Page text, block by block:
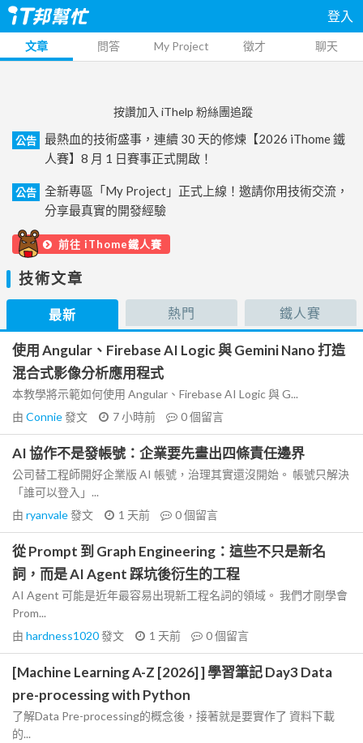
登入
文章 問答 My Project 徵才 聊天
按讚加入 iThelp 粉絲團追蹤
公告
最熱血的技術盛事，連續 30 天的修煉【2026 iThome 鐵
人賽】8 月 1 日賽事正式開啟！
公告
全新專區「My Project」正式上線！邀請你用技術交流，
分享最真實的開發經驗
前往 iThome鐵人賽
技術文章
最新 熱門 鐵人賽
使用 Angular、Firebase AI Logic 與 Gemini Nano 打造
混合式影像分析應用程式
本教學將示範如何使用 Angular、Firebase AI Logic 與 G...
由 Connie發文 7 小時前 0個留言
AI 協作不是發帳號：企業要先畫出四條責任邊界
公司替工程師開好企業版 AI 帳號，治理其實還沒開始。 帳號只解決
「誰可以登入」...
由 ryanvale發文 1 天前 0個留言
從 Prompt 到 Graph Engineering：這些不只是新名
詞，而是 AI Agent 踩坑後衍生的工程
AI Agent 可能是近年最容易出現新工程名詞的領域。 我們才剛學會
Prom...
由 hardness1020發文 1 天前 0個留言
[Machine Learning A-Z [2026] ] 學習筆記 Day3 Data
pre-processing with Python
了解Data Pre-processing的概念後，接著就是要實作了 資料下載
的...